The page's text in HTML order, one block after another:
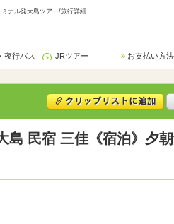
ナル発大島ツアー/旅行詳細
夜行バス JRツアー お支払い方法
民宿 三佳《宿泊》夕